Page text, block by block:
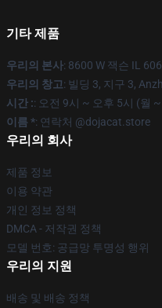
기타 제품
우리의 본사: 8600 W 잭슨 IL
우리의 창고: 빌딩 3, 지구 3,
시간 :: 오전 9시 ~ 오후 5시 (월
이름 *: 연락처 @dojacat.store
우리의 회사
제품 정보
이용 약관
개인 정보 정책
DMCA - 저작권 정책
모델 번호: 공급망 투명성 행위
우리의 지원
배송 및 배송 정책